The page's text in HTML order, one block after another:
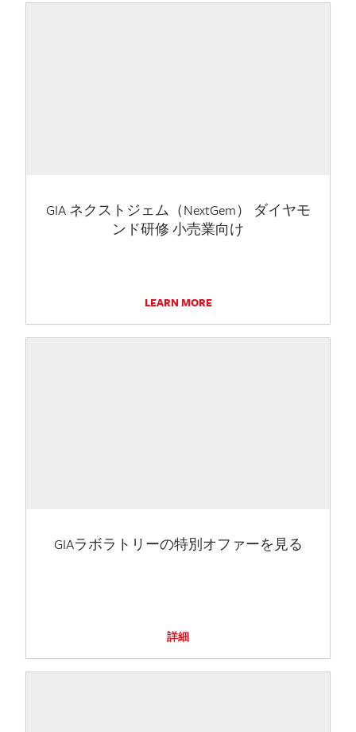
GIA ネクストジェム（NextGem） ダイヤモ
ンド研修 小売業向け
LEARN MORE
GIAラボラトリーの特別オファーを見る
詳細